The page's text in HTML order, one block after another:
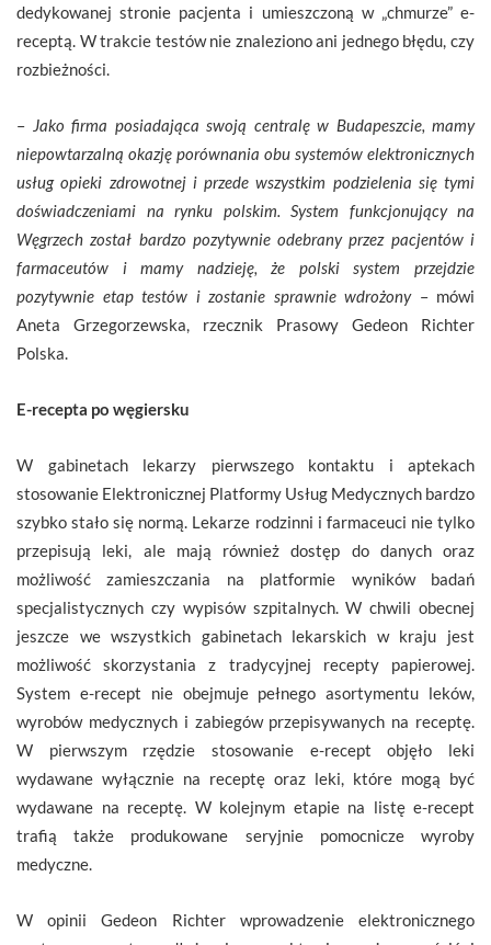
dedykowanej stronie pacjenta i umieszczoną w „chmurze” e-
receptą. W trakcie testów nie znaleziono ani jednego błędu, czy
rozbieżności.
– Jako firma posiadająca swoją centralę w Budapeszcie, mamy
niepowtarzalną okazję porównania obu systemów elektronicznych
usług opieki zdrowotnej i przede wszystkim podzielenia się tymi
doświadczeniami na rynku polskim. System funkcjonujący na
Węgrzech został bardzo pozytywnie odebrany przez pacjentów i
farmaceutów i mamy nadzieję, że polski system przejdzie
pozytywnie etap testów i zostanie sprawnie wdrożony – mówi
Aneta Grzegorzewska, rzecznik Prasowy Gedeon Richter
Polska.
E-recepta po węgiersku
W gabinetach lekarzy pierwszego kontaktu i aptekach
stosowanie Elektronicznej Platformy Usług Medycznych bardzo
szybko stało się normą. Lekarze rodzinni i farmaceuci nie tylko
przepisują leki, ale mają również dostęp do danych oraz
możliwość zamieszczania na platformie wyników badań
specjalistycznych czy wypisów szpitalnych. W chwili obecnej
jeszcze we wszystkich gabinetach lekarskich w kraju jest
możliwość skorzystania z tradycyjnej recepty papierowej.
System e-recept nie obejmuje pełnego asortymentu leków,
wyrobów medycznych i zabiegów przepisywanych na receptę.
W pierwszym rzędzie stosowanie e-recept objęło leki
wydawane wyłącznie na receptę oraz leki, które mogą być
wydawane na receptę. W kolejnym etapie na listę e-recept
trafią także produkowane seryjnie pomocnicze wyroby
medyczne.
W opinii Gedeon Richter wprowadzenie elektronicznego